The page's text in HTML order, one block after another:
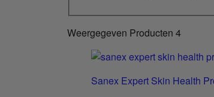
Weergegeven Producten 4
Sanex Expert Skin Health